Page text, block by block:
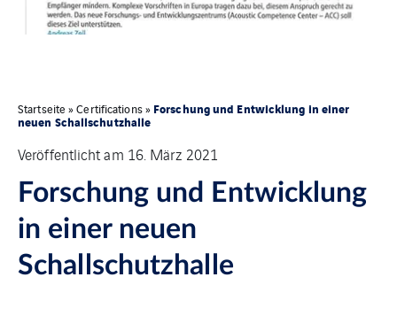
Startseite »Certifications» Forschung und Entwicklung in einer
neuen Schallschutzhalle
Veröffentlicht am 16. März 2021
Forschung und Entwicklung
in einer neuen
Schallschutzhalle